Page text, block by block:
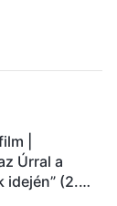
|
Úrral a
idején” (2.